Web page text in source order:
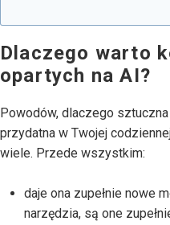
Dlaczego warto
opartych na AI?
Powodów, dlaczego
przydatna w Twojej
wiele. Przede wszystkim:
daje ona zupełnie nowe
narzędzia, są one